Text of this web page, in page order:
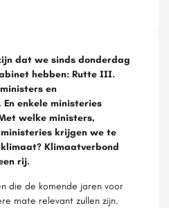
dat we sinds donderdag
hebben: Rutte III.
en
enkele ministeries
welke ministers,
krijgen we te
Klimaatverbond
rij.
die de komende jaren voor
mate relevant zullen zijn.